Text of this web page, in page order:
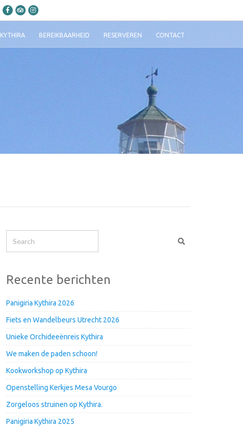
KYTHIRA BEREIKBAARHEID RESERVEREN CONTACT
Recente berichten
Panigiria Kythira 2026
Fiets en Wandelbeurs Utrecht 2026
Unieke Orchideeënreis Kythira
We maken de paden schoon!
Kookworkshop op Kythira
Openstelling Kerkjes Mesa Vourgo
Zorgeloos struinen op Kythira.
Panigiria Kythira 2025